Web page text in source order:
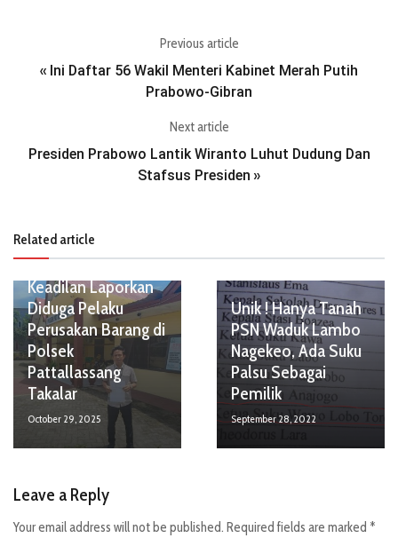
Previous article
« Ini Daftar 56 Wakil Menteri Kabinet Merah Putih
Prabowo-Gibran
Next article
Presiden Prabowo Lantik Wiranto Luhut Dudung Dan
Stafsus Presiden »
Related article
LBH Suara Panrita
Keadilan Laporkan
Diduga Pelaku
Perusakan Barang di
Polsek
Pattallassang
Takalar
October 29, 2025
Unik ! Hanya Tanah
PSN Waduk Lambo
Nagekeo, Ada Suku
Palsu Sebagai
Pemilik
September 28, 2022
Leave a Reply
Your email address will not be published. Required fields are marked *